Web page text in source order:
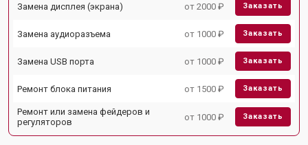
Замена дисплея (экрана) от 2000 ₽ Заказать
Замена аудиоразъема от 1000 ₽ Заказать
Замена USB порта от 1000 ₽ Заказать
Ремонт блока питания от 1500 ₽ Заказать
Ремонт или замена фейдеров и
регуляторов
от 1000 ₽ Заказать